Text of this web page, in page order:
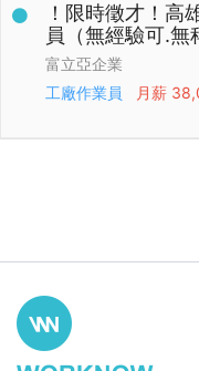
！限時徵才！高
員（無經驗可.無
富立亞企業
工廠作業員
月薪